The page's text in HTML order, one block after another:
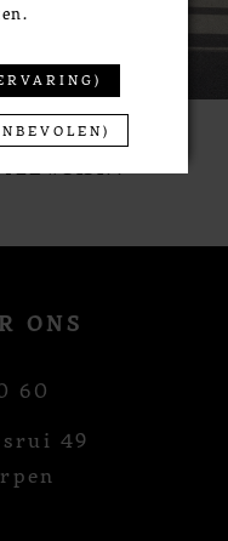
Rivieri
#313177
ONS
60
49